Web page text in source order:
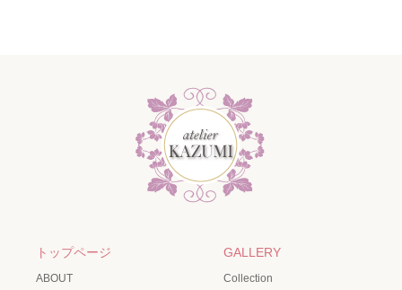
トップページ
ABOUT
GALLERY
Collection